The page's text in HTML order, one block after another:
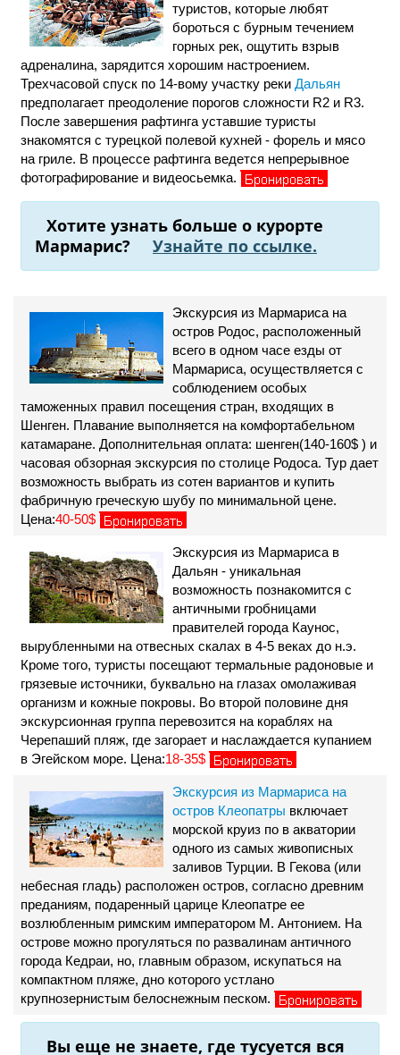
туристов, которые любят
бороться с бурным течением
горных рек, ощутить взрыв
адреналина, зарядится хорошим настроением.
Трехчасовой спуск по 14-вому участку реки Дальян
предполагает преодоление порогов сложности R2 и R3.
После завершения рафтинга уставшие туристы
знакомятся с турецкой полевой кухней - форель и мясо
на гриле. В процессе рафтинга ведется непрерывное
фотографирование и видеосьемка.
Хотите узнать больше о курорте
Мармарис?
Узнайте по ссылке.
Экскурсия из Мармариса на
остров Родос, расположенный
всего в одном часе езды от
Мармариса, осуществляется с
соблюдением особых
таможенных правил посещения стран, входящих в
Шенген. Плавание выполняется на комфортабельном
катамаране. Дополнительная оплата: шенген(140-160$ ) и
часовая обзорная экскурсия по столице Родоса. Тур дает
возможность выбрать из сотен вариантов и купить
фабричную греческую шубу по минимальной цене.
Цена:40-50$
Экскурсия из Мармариса в
Дальян - уникальная
возможность познакомится с
античными гробницами
правителей города Каунос,
вырубленными на отвесных скалах в 4-5 веках до н.э.
Кроме того, туристы посещают термальные радоновые и
грязевые источники, буквально на глазах омолаживая
организм и кожные покровы. Во второй половине дня
экскурсионная группа перевозится на кораблях на
Черепаший пляж, где загорает и наслаждается купанием
в Эгейском море. Цена:18-35$
Экскурсия из Мармариса на
остров Клеопатры включает
морской круиз по в акватории
одного из самых живописных
заливов Турции. В Гекова (или
небесная гладь) расположен остров, согласно древним
преданиям, подаренный царице Клеопатре ее
возлюбленным римским императором М. Антонием. На
острове можно прогуляться по развалинам античного
города Кедраи, но, главным образом, искупаться на
компактном пляже, дно которого устлано
крупнозернистым белоснежным песком.
Вы еще не знаете, где тусуется вся